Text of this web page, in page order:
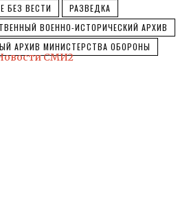
БЕЗ ВЕСТИ
РАЗВЕДКА
ВОЕННО-ИСТОРИЧЕСКИЙ АРХИВ
АРХИВ МИНИСТЕРСТВА ОБОРОНЫ
СМИ2